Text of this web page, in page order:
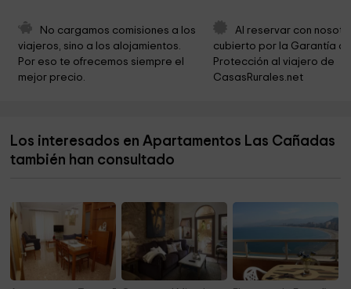
Parroquia Nuestra Señora del Monte Sión 19,1 km
Marmoles Artisticos Magraner 19,3 km
DiverBol 19,4 km
No cargamos comisiones a los
viajeros, sino a los alojamientos.
Por eso te ofrecemos siempre el
mejor precio.
Al reservar con
cubierto por la Garantía
Protección al viajero de
CasasRurales.net
Los interesados en Apartamentos Las Cañadas
también han consultado